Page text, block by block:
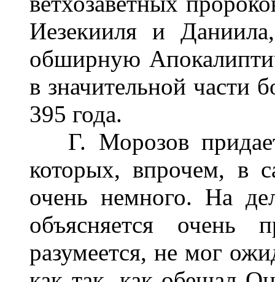
Иезекииля и
обширную
в значительной части
395 года.
Г. Морозов
которых, впрочем, в
очень немного. На
объясняется очень
разумеется, не мог